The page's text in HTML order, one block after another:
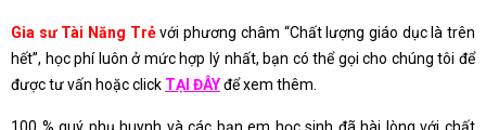
Gia sư Tài Năng Trẻvới phương châm “Chất lượng giáo dục là trên
hết”, học phí luôn ở mức hợp lý nhất, bạn có thể gọi cho chúng tôi để
được tư vấn hoặc click TẠI ĐÂYđể xem thêm.